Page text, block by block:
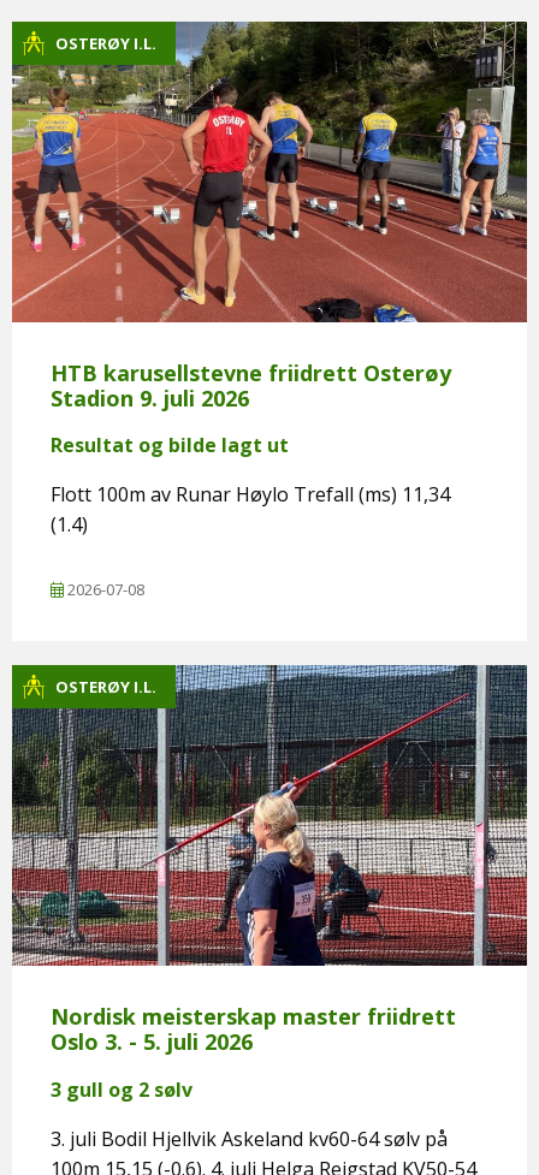
OSTERØY I.L.
HTB karusellstevne friidrett Osterøy
Stadion 9. juli 2026
Resultat og bilde lagt ut
Flott 100m av Runar Høylo Trefall (ms) 11,34
(1.4)
2026-07-08
OSTERØY I.L.
Nordisk meisterskap master friidrett
Oslo 3. - 5. juli 2026
3 gull og 2 sølv
3. juli Bodil Hjellvik Askeland kv60-64 sølv på
100m 15,15 (-0.6). 4. juli Helga Reigstad KV50-54